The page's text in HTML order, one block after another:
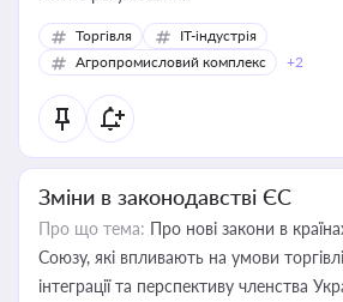
Торгівля
IT-індустрія
Агропромисловий комплекс
+2
Зміни в законодавстві ЄС
Про що тема: Про нові закони в
Союзу, які впливають на умови торгівлі, трудової міграції,
інтеграції та перспективу членства